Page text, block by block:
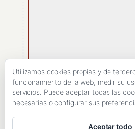
[recaptcha]
Utilizamos cookies propias y de
funcionamiento de la web, medir su
servicios. Puede aceptar todas las
necesarias o configurar sus
Aceptar todo